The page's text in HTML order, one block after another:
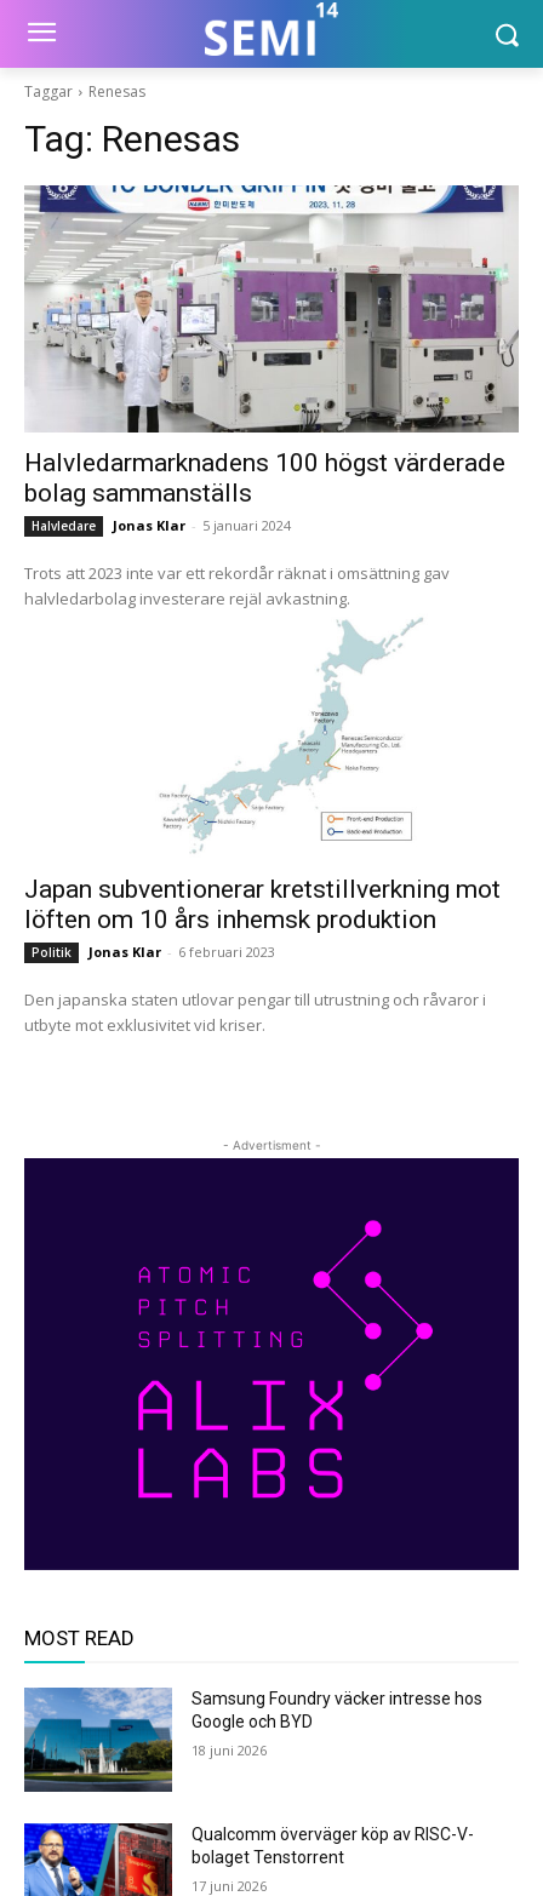
Taggar Renesas
Tag: Renesas
Halvledarmarknadens 100 högst värderade
bolag sammanställs
Halvledare Jonas Klar - 5 januari 2024
Trots att 2023 inte var ett rekordår räknat i omsättning gav
halvledarbolag investerare rejäl avkastning.
Japan subventionerar kretstillverkning mot
löften om 10 års inhemsk produktion
Politik Jonas Klar - 6 februari 2023
Den japanska staten utlovar pengar till utrustning och råvaror i
utbyte mot exklusivitet vid kriser.
- Advertisment -
MOST READ
Samsung Foundry väcker intresse hos
Google och BYD
18 juni 2026
Qualcomm överväger köp av RISC-V-
bolaget Tenstorrent
17 juni 2026